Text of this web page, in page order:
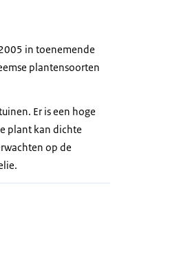
in toenemende
plantensoorten
Er is een hoge
plant kan dichte
op de